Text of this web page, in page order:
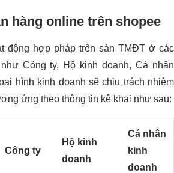
hàng online trên shopee
động hợp pháp trên sàn TMĐT ở các
Công ty, Hộ kinh doanh, Cá nhân
hình kinh doanh sẽ chịu trách nhiệm
ứng theo thông tin kê khai như sau:
Công ty
Hộ kinh
doanh
Cá nhân
kinh
doanh